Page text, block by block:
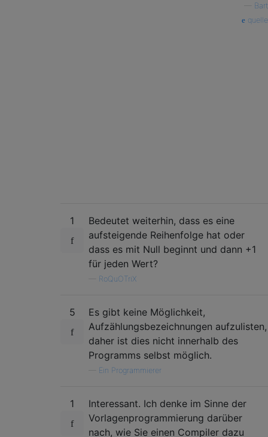
Bart
quelle
1
Bedeutet weiterhin, dass es eine
aufsteigende Reihenfolge hat oder
dass es mit Null beginnt und dann +1
für jeden Wert?
RoQuOTriX
5
Es gibt keine Möglichkeit,
Aufzählungsbezeichnungen aufzulisten,
daher ist dies nicht innerhalb des
Programms selbst möglich.
Ein Programmierer
1
Interessant. Ich denke im Sinne der
Vorlagenprogrammierung darüber
nach, wie Sie einen Compiler dazu